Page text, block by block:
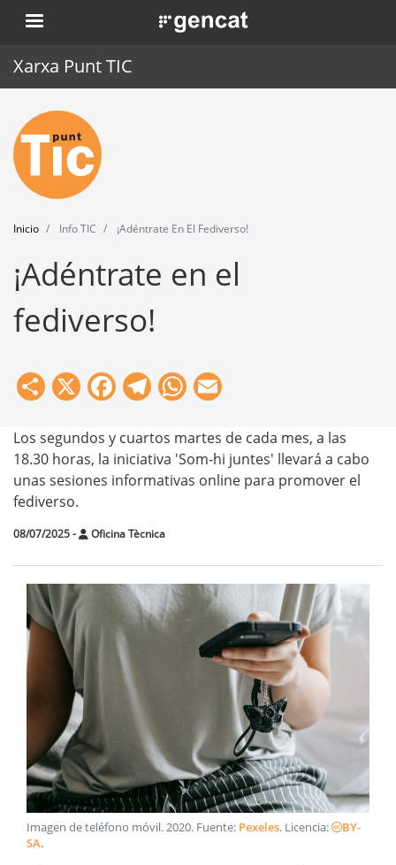
Pasar
al
. Obre en una nova finestra.
Xarxa Punt TIC
Inicio
Punt TIC
Actualidad
Agenda
Formación
Herramientas
Inicio Info TIC ¡Adéntrate En El Fediverso!
¡Adéntrate en el
fediverso!
Share
X Facebook
Telegram
WhatsApp
Los segundos y cuartos martes de cada mes, a las
18.30 horas, la iniciativa 'Som-hi juntes' llevará a cabo
unas sesiones informativas online para promover el
fediverso.
08/07/2025- Oficina Tècnica
Imagen de teléfono móvil.2020. Fuente: Pexeles. Licencia:
BY-
SA.